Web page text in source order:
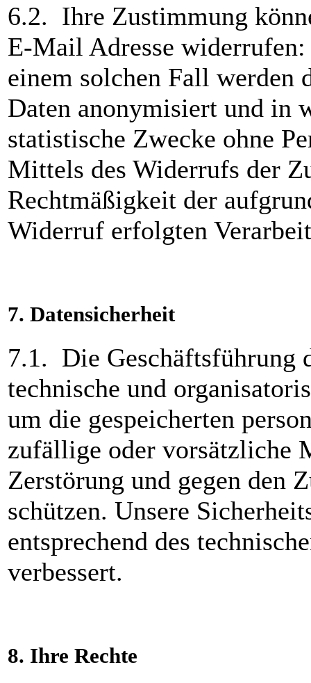
6.2. Ihre Zustimmung
E-Mail Adresse
einem solchen Fall werden
Daten anonymisiert und in
statistische Zwecke ohne
Mittels des Widerrufs der
Rechtmäßigkeit der
Widerruf erfolgten
7. Datensicherheit
7.1. Die Geschäftsführung
technische und
um die gespeicherten
zufällige oder vorsätzliche
Zerstörung und gegen den
schützen. Unsere
entsprechend des
verbessert.
8. Ihre Rechte